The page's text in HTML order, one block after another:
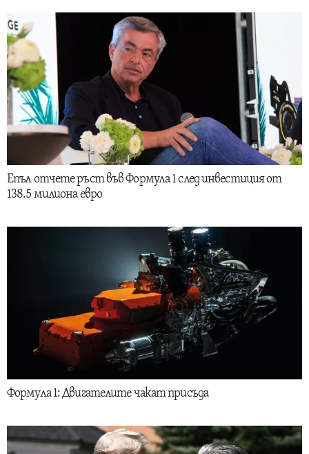
Епъл отчете ръст във Формула 1 след инвестиция от
138.5 милиона евро
Формула 1: Двигателите чакат присъда